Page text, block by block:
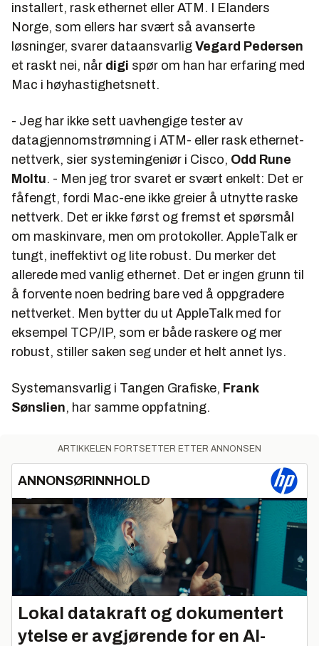
installert, rask ethernet eller ATM. I Elanders
Norge, som ellers har svært så avanserte
løsninger, svarer dataansvarlig Vegard Pedersen
et raskt nei, når digi spør om han har erfaring med
Mac i høyhastighetsnett.
- Jeg har ikke sett uavhengige tester av
datagjennomstrømning i ATM- eller rask ethernet-
nettverk, sier systemingeniør i Cisco, Odd Rune
Moltu. - Men jeg tror svaret er svært enkelt: Det er
fåfengt, fordi Mac-ene ikke greier å utnytte raske
nettverk. Det er ikke først og fremst et spørsmål
om maskinvare, men om protokoller. AppleTalk er
tungt, ineffektivt og lite robust. Du merker det
allerede med vanlig ethernet. Det er ingen grunn til
å forvente noen bedring bare ved å oppgradere
nettverket. Men bytter du ut AppleTalk med for
eksempel TCP/IP, som er både raskere og mer
robust, stiller saken seg under et helt annet lys.
Systemansvarlig i Tangen Grafiske, Frank
Sønslien, har samme oppfatning.
ARTIKKELEN FORTSETTER ETTER ANNONSEN
ANNONSØRINNHOLD
Lokal datakraft og dokumentert
ytelse er avgjørende for en AI-